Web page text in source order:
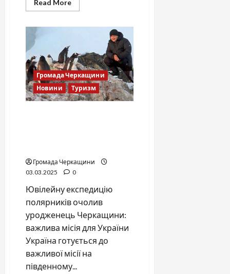
Read MoreRead
more
Річки
Рось:
втрачені
сторінки
історії
Громада Черкащини
Новини
Туризм
Громада Черкащини
03.03.2025
0
Ювілейну експедицію
полярників очолив
уродженець Черкащини:
важлива місія для України
Україна готується до
важливої місії на
південному...